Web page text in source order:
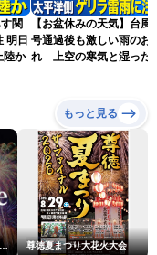
関
陸か
【お盆休みの天気】台風
号通過後も激しい雨のお
れ 上空の寒気と湿った
もっと見る
更津港まつり花火大会 尊徳夏まつり大花火大会